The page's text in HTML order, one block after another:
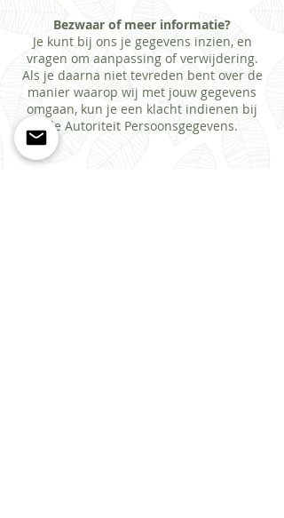
Bezwaar of meer informatie?
​Je kunt bij ons je gegevens inzien, en
vragen om aanpassing of verwijdering.
Als je daarna niet tevreden bent over de
manier waarop wij met jouw gegevens
omgaan, kun je een klacht indienen bij
de Autoriteit Persoonsgegevens.